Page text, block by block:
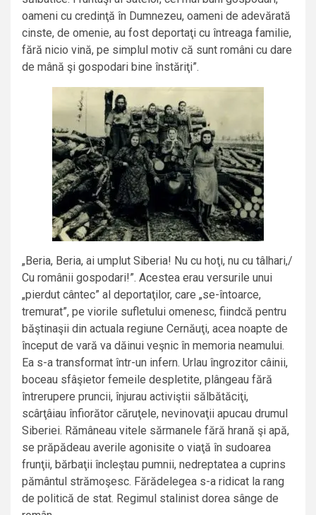
oameni cu credinţă în Dumnezeu, oameni de adevărată
cinste, de omenie, au fost deportaţi cu întreaga familie,
fără nicio vină, pe simplul motiv că sunt români cu dare
de mână şi gospodari bine înstăriţi”.
„Beria, Beria, ai umplut Siberia! Nu cu hoţi, nu cu tâlhari,/
Cu românii gospodari!”. Acestea erau versurile unui
„pierdut cântec” al deportaţilor, care „se-întoarce,
tremurat”, pe viorile sufletului omenesc, fiindcă pentru
băştinaşii din actuala regiune Cernăuţi, acea noapte de
început de vară va dăinui veşnic în memoria neamului.
Ea s-a transformat într-un infern. Urlau îngrozitor câinii,
boceau sfâşietor femeile despletite, plângeau fără
întrerupere pruncii, înjurau activiştii sălbătăciţi,
scârţâiau înfiorător căruţele, nevinovaţii apucau drumul
Siberiei. Rămâneau vitele sărmanele fără hrană şi apă,
se prăpădeau averile agonisite o viaţă în sudoarea
frunţii, bărbaţii încleştau pumnii, nedreptatea a cuprins
pământul strămoşesc. Fărădelegea s-a ridicat la rang
de politică de stat. Regimul stalinist dorea sânge de